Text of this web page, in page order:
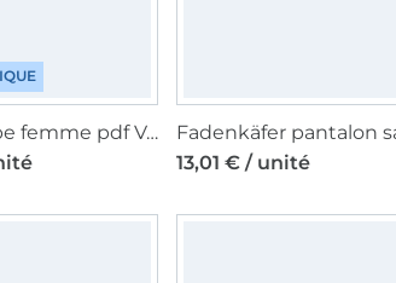
Patron robe femme pdf Valentina Fadenkäfer, en français
13,01 € / unité